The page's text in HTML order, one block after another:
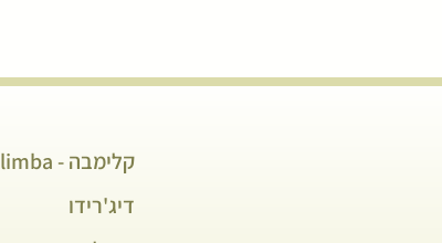
קלימבה - Kalimba
דיג'רידו